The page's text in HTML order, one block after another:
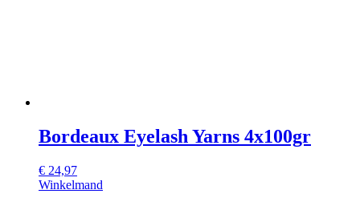
Bordeaux Eyelash Yarns 4x100gr
€ 24,97
Winkelmand